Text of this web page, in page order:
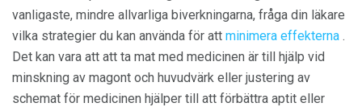
vanligaste, mindre allvarliga biverkningarna, fråga din läkare
vilka strategier du kan använda för att minimera effekterna .
Det kan vara att att ta mat med medicinen är till hjälp vid
minskning av magont och huvudvärk eller justering av
schemat för medicinen hjälper till att förbättra aptit eller